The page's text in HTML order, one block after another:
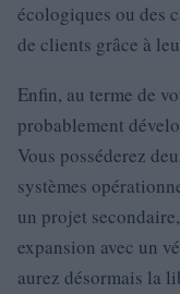
écologiques ou des
de clients grâce à
Enfin, au terme de
probablement
Vous posséderez
systèmes
un projet
expansion avec un
aurez désormais la